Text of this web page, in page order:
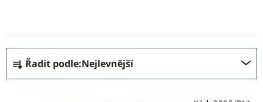
Ř
a
z
Řadit podle:Nejlevnější